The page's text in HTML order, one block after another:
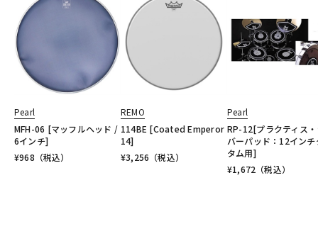
Pearl
MFH-06 [マッフルヘッド /
6インチ]
¥968 （税込）
REMO
114BE [Coated Emperor
14]
¥3,256 （税込）
Pearl
RP-12[プラクティス
バーパッド：12インチ
タム用]
¥1,672 （税込）